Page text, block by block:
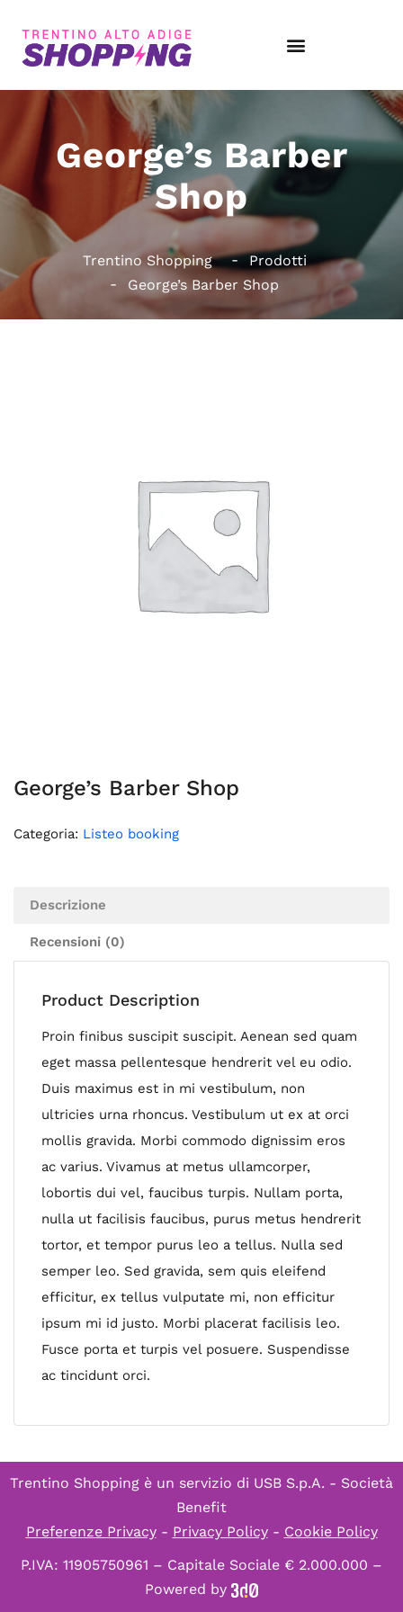
George’s Barber
Shop
Trentino Shopping
Prodotti
George’s Barber Shop
George’s Barber Shop
Categoria: Listeo booking
Descrizione
Recensioni (0)
Product Description
Proin finibus suscipit suscipit. Aenean sed quam
eget massa pellentesque hendrerit vel eu odio.
Duis maximus est in mi vestibulum, non
ultricies urna rhoncus. Vestibulum ut ex at orci
mollis gravida. Morbi commodo dignissim eros
ac varius. Vivamus at metus ullamcorper,
lobortis dui vel, faucibus turpis. Nullam porta,
nulla ut facilisis faucibus, purus metus hendrerit
tortor, et tempor purus leo a tellus. Nulla sed
semper leo. Sed gravida, sem quis eleifend
efficitur, ex tellus vulputate mi, non efficitur
ipsum mi id justo. Morbi placerat facilisis leo.
Fusce porta et turpis vel posuere. Suspendisse
ac tincidunt orci.
Trentino Shopping è un servizio di USB S.p.A. - Società
Benefit
Preferenze Privacy- Privacy Policy- Cookie Policy
P.IVA: 11905750961 – Capitale Sociale € 2.000.000 –
Powered by